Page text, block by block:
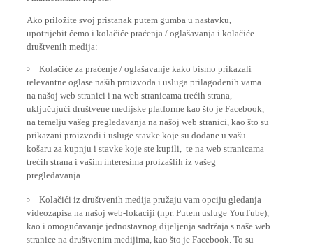
Ako priložite svoj pristanak putem gumba u nastavku,
upotrijebit ćemo i kolačiće praćenja / oglašavanja i kolačiće
društvenih medija:
Kolačiće za praćenje / oglašavanje kako bismo prikazali
relevantne oglase naših proizvoda i usluga prilagođenih vama
na našoj web stranici i na web stranicama trećih strana,
uključujući društvene medijske platforme kao što je Facebook,
na temelju vašeg pregledavanja na našoj web stranici, kao što su
prikazani proizvodi i usluge stavke koje su dodane u vašu
košaru za kupnju i stavke koje ste kupili, te na web stranicama
trećih strana i vašim interesima proizašlih iz vašeg
pregledavanja.
Kolačići iz društvenih medija pružaju vam opciju gledanja
videozapisa na našoj web-lokaciji (npr. Putem usluge YouTube),
kao i omogućavanje jednostavnog dijeljenja sadržaja s naše web
stranice na društvenim medijima, kao što je Facebook. To su